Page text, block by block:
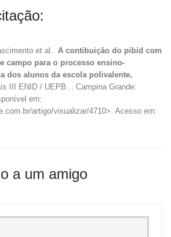
et al.. A contibuição do pibid com
campo para o processo ensino-
dos alunos da escola polivalente,
III ENID / UEPB... Campina Grande:
em:
artigo/visualizar/4710>. Acesso em:
a um amigo